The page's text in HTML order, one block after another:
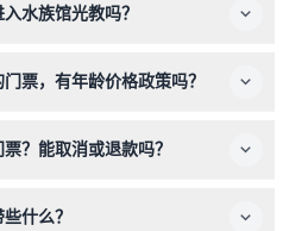
动——请在预订时确认）。
水族馆光教吗？
票，有年龄价格政策吗？
岁以下婴儿凭护照免费入场。
？能取消或退款吗？
日期和时间使用。
什么？